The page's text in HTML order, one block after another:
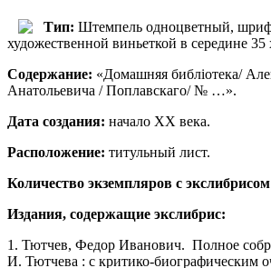
Тип: Штемпель одноцветный,
художественной виньеткой в середине 35
Содержание: «Домашняя библiотека/
Анатольевича / Поплавскаго/ № …».
Дата создания: начало ХХ века.
Расположение: титульный лист.
Количество экземпляров с
Издания, содержащие экслибрис:
1. Тютчев, Федор Иванович. Полное
И. Тютчева : с критико-биографическим